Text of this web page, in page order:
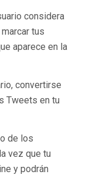
considera
tus
aparece en la
convertirse
Tweets en tu
de los
vez que tu
y podrán